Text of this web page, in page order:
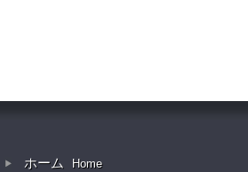
ホーム Home